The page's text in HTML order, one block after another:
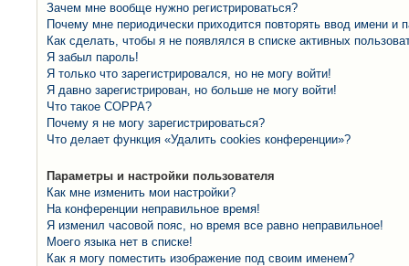
Зачем мне вообще нужно регистрироваться?
Почему мне периодически приходится повторять ввод имени и
Как сделать, чтобы я не появлялся в списке активных
Я забыл пароль!
Я только что зарегистрировался, но не могу войти!
Я давно зарегистрирован, но больше не могу войти!
Что такое COPPA?
Почему я не могу зарегистрироваться?
Что делает функция «Удалить cookies конференции»?
Параметры и настройки пользователя
Как мне изменить мои настройки?
На конференции неправильное время!
Я изменил часовой пояс, но время все равно неправильное!
Моего языка нет в списке!
Как я могу поместить изображение под своим именем?